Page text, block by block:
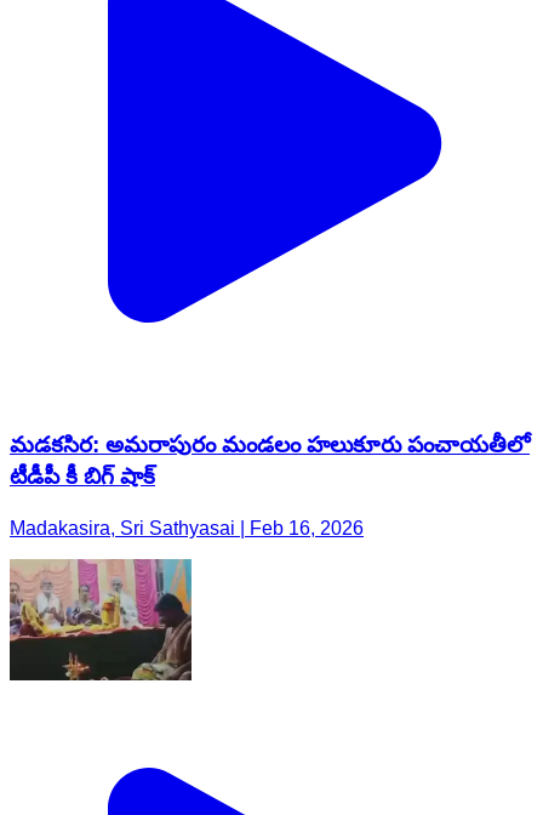
మడకసిర: అమరాపురం మండలం హలుకూరు పంచాయతీలో
టీడీపీ కీ బిగ్ షాక్
Madakasira, Sri Sathyasai | Feb 16, 2026